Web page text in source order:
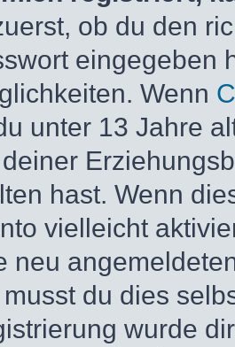
ob du den
eingegeben
Wenn
unter 13 Jahre
hast. Wenn
vielleicht
neu
du dies
wurde